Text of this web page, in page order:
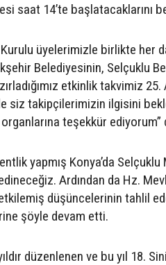
saat 14’te başlatacaklarını
üyelerimizle birlikte her
Belediyesinin, Selçuklu
etkinlik takvimiz 25.
siz takipçilerimizin ilgisini
teşekkür ediyorum”
yapmış Konya’da
Ardından da Hz.
düşüncelerinin tahlil
şöyle devam etti.
düzenlenen ve bu yıl 18.